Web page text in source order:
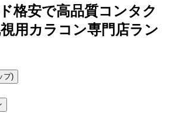
格安で高品質コンタク
用カラコン専門店ラン